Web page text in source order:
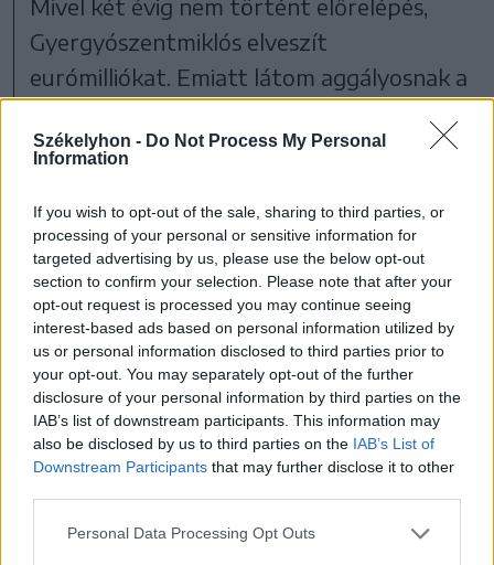
Székelyhon - Do Not Process My Personal
Information
If you wish to opt-out of the sale, sharing to third parties, or
processing of your personal or sensitive information for
targeted advertising by us, please use the below opt-out
section to confirm your selection. Please note that after your
opt-out request is processed you may continue seeing
interest-based ads based on personal information utilized by
us or personal information disclosed to third parties prior to
your opt-out. You may separately opt-out of the further
disclosure of your personal information by third parties on the
IAB’s list of downstream participants. This information may
also be disclosed by us to third parties on the IAB’s List of
Downstream Participants that may further disclose it to other
Personal Data Processing Opt Outs
Mivel két évig nem történt előrelépés,
Gyergyószentmiklós elveszít
eurómilliókat. Emiatt látom aggályosnak a
célravezetőnek a belső viszályok város
– Konkrét ügyekre is rákérdezek.
Elmondaná, hogyan látja, mit csinált
volna másképp ezeken a területeken?
Érdekelne például a Monturist ügye.
– A Monturisttal kapcsolatban nekünk
nagyon egyértelmű volt az álláspontunk.
A Budapest V. kerülettel közösen